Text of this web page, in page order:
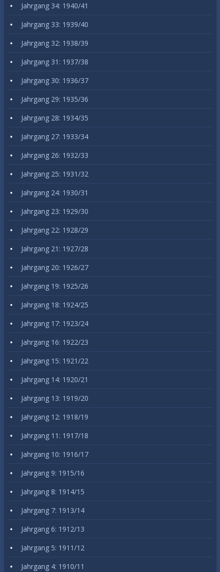
Jahrgang 34: 1940/41
Jahrgang 33: 1939/40
Jahrgang 32: 1938/39
Jahrgang 31: 1937/38
Jahrgang 30: 1936/37
Jahrgang 29: 1935/36
Jahrgang 28: 1934/35
Jahrgang 27: 1933/34
Jahrgang 26: 1932/33
Jahrgang 25: 1931/32
Jahrgang 24: 1930/31
Jahrgang 23: 1929/30
Jahrgang 22: 1928/29
Jahrgang 21: 1927/28
Jahrgang 20: 1926/27
Jahrgang 19: 1925/26
Jahrgang 18: 1924/25
Jahrgang 17: 1923/24
Jahrgang 16: 1922/23
Jahrgang 15: 1921/22
Jahrgang 14: 1920/21
Jahrgang 13: 1919/20
Jahrgang 12: 1918/19
Jahrgang 11: 1917/18
Jahrgang 10: 1916/17
Jahrgang 9: 1915/16
Jahrgang 8: 1914/15
Jahrgang 7: 1913/14
Jahrgang 6: 1912/13
Jahrgang 5: 1911/12
Jahrgang 4: 1910/11